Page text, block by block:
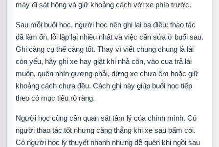
máy đi sát hông và giữ khoảng cách với xe phía trước.
Sau mỗi buổi học, người học nên ghi lại ba điều: thao tác
đã làm ổn, lỗi lặp lại nhiều nhất và việc cần sửa ở buổi sau.
Ghi càng cụ thể càng tốt. Thay vì viết chung chung là lái
còn yếu, hãy ghi xe hay giật khi nhả côn, vào cua trả lái
muộn, quên nhìn gương phải, dừng xe chưa êm hoặc giữ
khoảng cách chưa đều. Cách ghi này giúp buổi học tiếp
theo có mục tiêu rõ ràng.
Người học cũng cần quan sát tâm lý của chính mình. Có
người thao tác tốt nhưng căng thẳng khi xe sau bấm còi.
Có người học lý thuyết nhanh nhưng dễ quên khi ngồi sau